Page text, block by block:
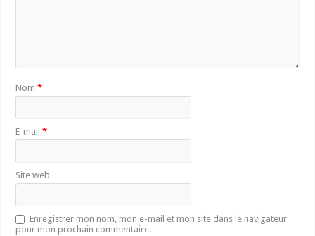
Nom*
E-mail*
Site web
Enregistrer mon nom, mon e-mail et mon site dans le navigateur
pour mon prochain commentaire.